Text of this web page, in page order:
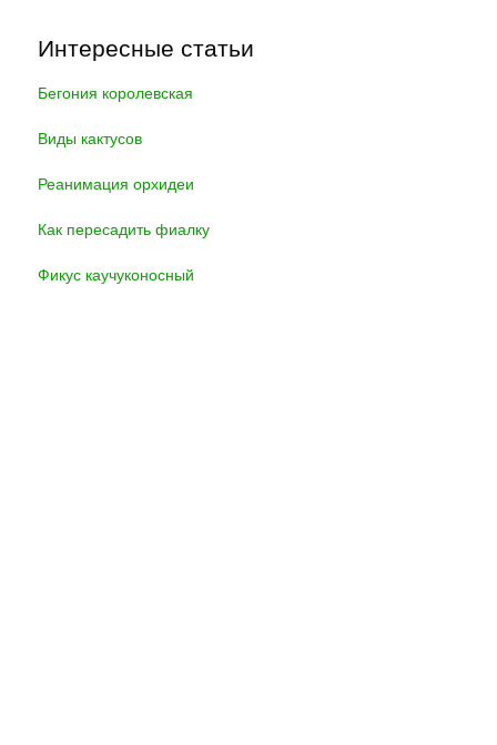
Интересные статьи
Бегония королевская
Виды кактусов
Реанимация орхидеи
Как пересадить фиалку
Фикус каучуконосный